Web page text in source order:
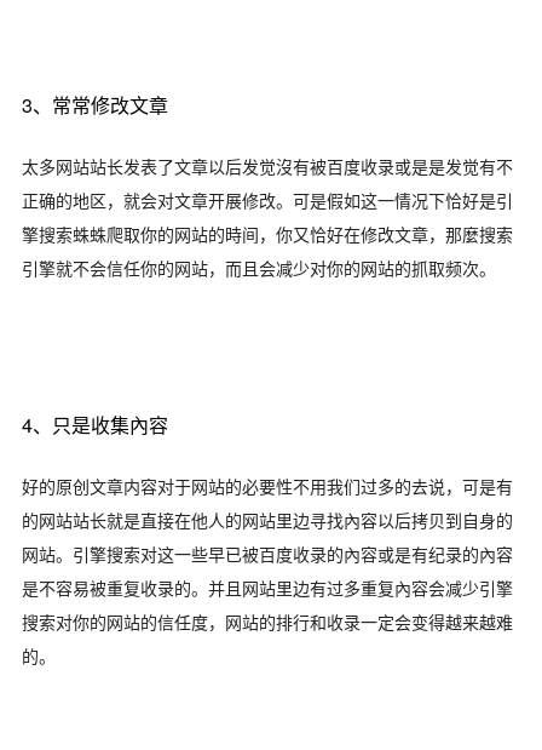
3、常常修改文章
太多网站站长发表了文章以后发觉沒有被百度收录或是是发觉有不
正确的地区，就会对文章开展修改。可是假如这一情况下恰好是引
擎搜索蛛蛛爬取你的网站的時间，你又恰好在修改文章，那麼搜索
引擎就不会信任你的网站，而且会减少对你的网站的抓取频次。
4、只是收集內容
好的原创文章内容对于网站的必要性不用我们过多的去说，可是有
的网站站长就是直接在他人的网站里边寻找內容以后拷贝到自身的
网站。引擎搜索对这一些早已被百度收录的內容或是有纪录的內容
是不容易被重复收录的。并且网站里边有过多重复內容会减少引擎
搜索对你的网站的信任度，网站的排行和收录一定会变得越来越难
的。